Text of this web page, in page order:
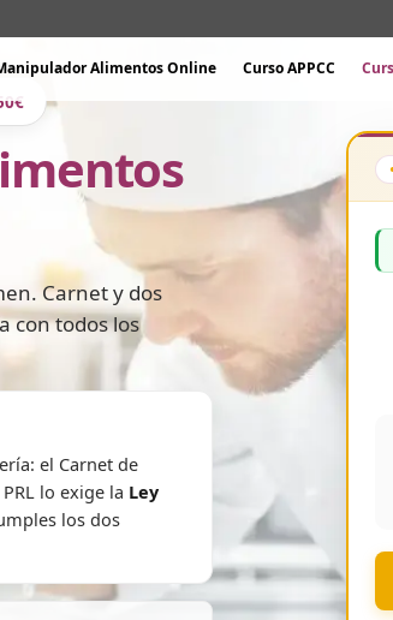
Alimentos Online Curso APPCC
Carnet y dos
con todos los
el Carnet de
lo exige la Ley
los dos